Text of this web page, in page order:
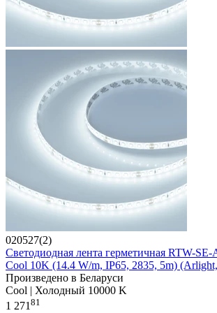
020527(2)
Светодиодная лента герметичная RTW-
Cool 10K (14.4 W/m, IP65, 2835, 5m)
Произведено в Беларуси
Cool | Холодный 10000 K
1 27181